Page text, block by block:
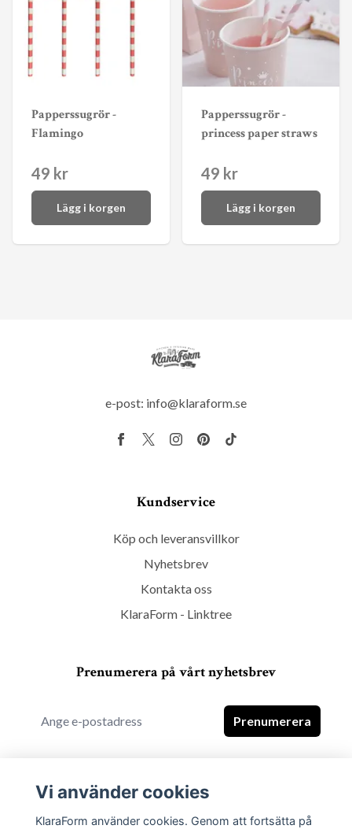
Papperssugrör -
Flamingo
49 kr
Lägg i korgen
Papperssugrör -
princess paper straws
49 kr
Lägg i korgen
e-post: info@klaraform.se
Kundservice
Köp och leveransvillkor
Nyhetsbrev
Kontakta oss
KlaraForm - Linktree
Prenumerera på vårt nyhetsbrev
Prenumerera
Vi använder cookies
KlaraForm använder cookies. Genom att fortsätta på